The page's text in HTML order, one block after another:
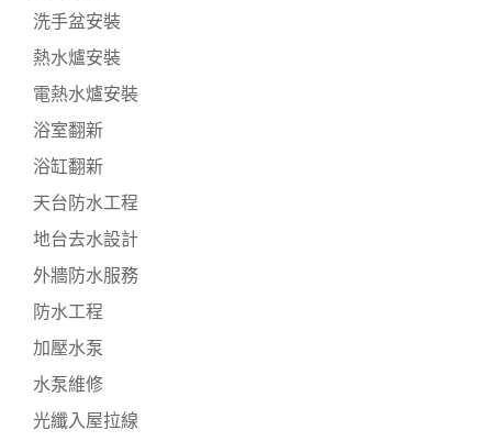
洗手盆安裝
熱水爐安裝
電熱水爐安裝
浴室翻新
浴缸翻新
天台防水工程
地台去水設計
外牆防水服務
防水工程
加壓水泵
水泵維修
光纖入屋拉線